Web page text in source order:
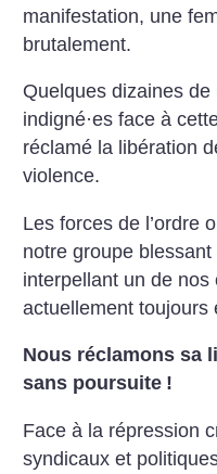
manifestation, une
brutalement.
Quelques dizaines de
indigné·es face à
réclamé la libération
violence.
Les forces de l’ordre
notre groupe
interpellant un de
actuellement toujours
Nous réclamons sa
sans poursuite !
Face à la répression
syndicaux et